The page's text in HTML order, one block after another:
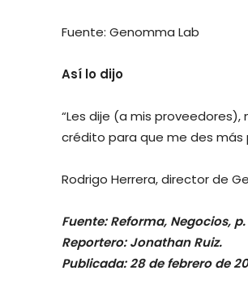
Fuente: Genomma Lab
Así lo dijo
“Les dije (a mis
crédito para que me des más
Rodrigo Herrera, director de
Fuente: Reforma, Negocios, p.
Reportero: Jonathan Ruiz.
Publicada: 28 de febrero de